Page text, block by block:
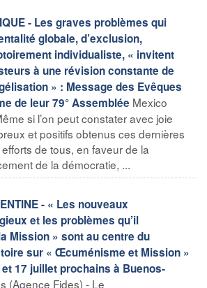
- Les graves problèmes qui
globale, d’exclusion,
individualiste, « invitent
à une révision constante de
» : Message des Evêques
de leur 79° Assemblée Mexico
si l’on peut constater avec joie
et positifs obtenus ces dernières
de tous, en faveur de la
de la démocratie, ...
- « Les nouveaux
et les problèmes qu’il
Mission » sont au centre du
sur « Œcuménisme et Mission »
17 juillet prochains à Buenos-
(Agence Fides) - Le